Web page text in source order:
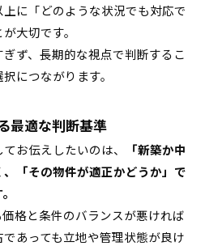
に「どのような状況でも対応で
大切です。
ず、長期的な視点で判断するこ
につながります。
最適な判断基準
お伝えしたいのは、
「新築か中
「その物件が適正かどうか」で
格と条件のバランスが悪ければ
あっても立地や管理状態が良け